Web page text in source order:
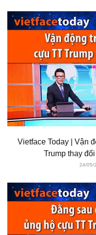
Vietface Today | Vận
Trump thay
24/05/